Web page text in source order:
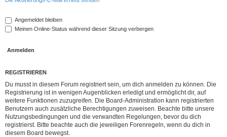
Angemeldet bleiben
Meinen Online-Status während dieser Sitzung verbergen
REGISTRIEREN
Du musst in diesem Forum registriert sein, um dich anmelden zu können. Die
Registrierung ist in wenigen Augenblicken erledigt und ermöglicht dir, auf
weitere Funktionen zuzugreifen. Die Board-Administration kann registrierten
Benutzern auch zusätzliche Berechtigungen zuweisen. Beachte bitte unsere
Nutzungsbedingungen und die verwandten Regelungen, bevor du dich
registrierst. Bitte beachte auch die jeweiligen Forenregeln, wenn du dich in
diesem Board bewegst.